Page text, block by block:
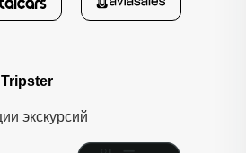
экскурсий